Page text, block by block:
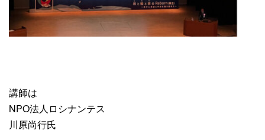
講師は
NPO法人ロシナンテス
川原尚行氏